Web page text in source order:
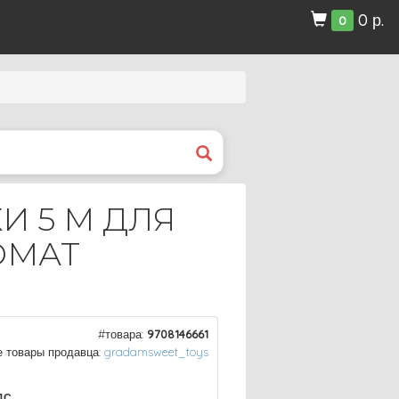
0 0 р.
5 М ДЛЯ
#товара: 9708146661
товары продавца: gradamsweet_toys